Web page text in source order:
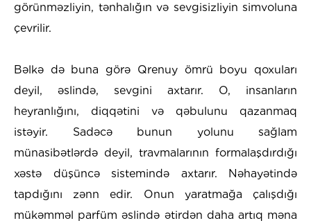
görünməzliyin, tənhalığın və sevgisizliyin simvoluna
çevrilir.
Bəlkə də buna görə Qrenuy ömrü boyu qoxuları
deyil, əslində, sevgini axtarır. O, insanların
heyranlığını, diqqətini və qəbulunu qazanmaq
istəyir. Sadəcə bunun yolunu sağlam
münasibətlərdə deyil, travmalarının formalaşdırdığı
xəstə düşüncə sistemində axtarır. Nəhayətində
tapdığını zənn edir. Onun yaratmağa çalışdığı
mükəmməl parfüm əslində ətirdən daha artıq məna